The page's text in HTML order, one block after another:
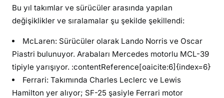
Bu yıl takımlar ve sürücüler arasında yapılan
değişiklikler ve sıralamalar şu şekilde şekillendi:
McLaren: Sürücüler olarak Lando Norris ve Oscar
Piastri bulunuyor. Arabaları Mercedes motorlu MCL-39
tipiyle yarışıyor. :contentReference[oaicite:6]{index=6}
Ferrari: Takımında Charles Leclerc ve Lewis
Hamilton yer alıyor; SF-25 şasiyle Ferrari motor